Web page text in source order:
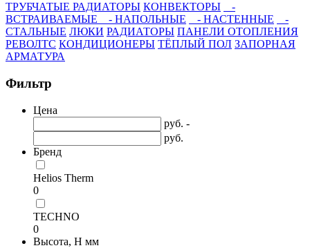
ТРУБЧАТЫЕ РАДИАТОРЫ КОНВЕКТОРЫ
-
ВСТРАИВАЕМЫЕ
- НАПОЛЬНЫЕ - НАСТЕННЫЕ
-
СТАЛЬНЫЕ ЛЮКИ РАДИАТОРЫ ПАНЕЛИ ОТОПЛЕНИЯ
РЕВОЛТС КОНДИЦИОНЕРЫ ТЁПЛЫЙ ПОЛ ЗАПОРНАЯ
АРМАТУРА
Фильтр
Цена
руб. -
руб.
Бренд
Helios Therm
0
TECHNO
0
Высота, H мм